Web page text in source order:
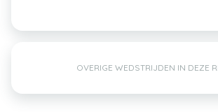
OVERIGE WEDSTRIJDEN IN DEZE